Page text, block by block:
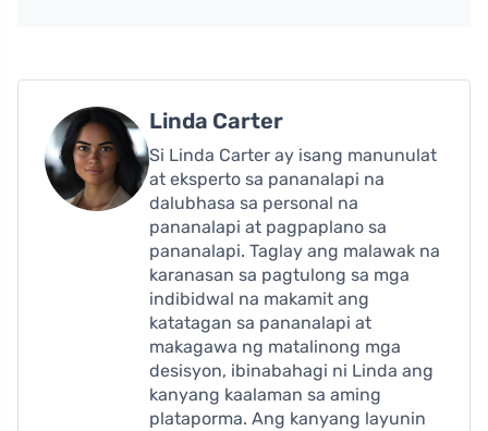
Linda Carter
Si Linda Carter ay isang manunulat
at eksperto sa pananalapi na
dalubhasa sa personal na
pananalapi at pagpaplano sa
pananalapi. Taglay ang malawak na
karanasan sa pagtulong sa mga
indibidwal na makamit ang
katatagan sa pananalapi at
makagawa ng matalinong mga
desisyon, ibinabahagi ni Linda ang
kanyang kaalaman sa aming
plataporma. Ang kanyang layunin